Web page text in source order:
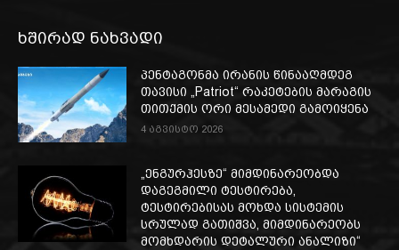
ხშირად ნახვადი
პენტაგონმა ირანის წინააღმდეგ
თავისი „Patriot“ რაკეტების მარაგის
თითქმის ორი მესამედი გამოიყენა
4 აგვისტო 2026
„ენგურჰესზე“ მიმდინარეობდა
დაგეგმილი ტესტირება,
ტესტირებისას მოხდა სისტემის
სრულად გათიშვა, მიმდინარეობს
მომხდარის დეტალური ანალიზი“